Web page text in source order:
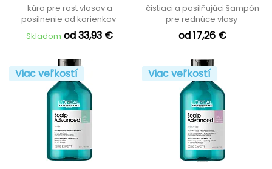
kúra pre rast vlasov a
posilnenie od korienkov
Skladom od 33,93 €
Bodyfying Shampoo
čistiaci a posilňujúci šampón
pre rednúce vlasy
od 17,26 €
Viac veľkostí Viac veľkostí